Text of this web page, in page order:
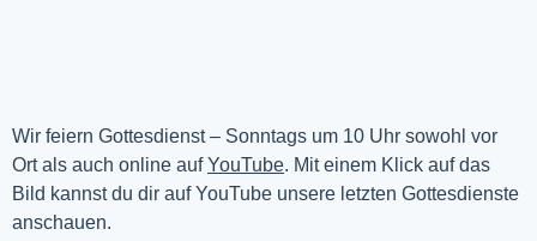
Wir feiern Gottesdienst – Sonntags um 10 Uhr sowohl vor
Ort als auch online auf YouTube. Mit einem Klick auf das
Bild kannst du dir auf YouTube unsere letzten Gottesdienste
anschauen.